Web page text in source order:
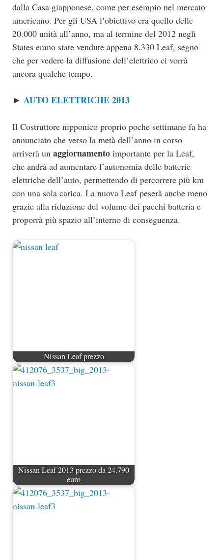
dalla Casa giapponese, come per esempio nel mercato
americano. Per gli USA l’obiettivo era quello delle
20.000 unità all’anno, ma al termine del 2012 negli
States erano state vendute appena 8.330 Leaf, segno
che per vedere la diffusione dell’elettrico ci vorrà
ancora qualche tempo.
► AUTO ELETTRICHE 2013
Il Costruttore nipponico proprio poche settimane fa ha
annunciato che verso la metà dell’anno in corso
arriverà un aggiornamento importante per la Leaf,
che andrà ad aumentare l’autonomia delle batterie
elettriche dell’auto, permettendo di percorrere più km
con una sola carica. La nuova Leaf peserà anche meno
grazie alla riduzione del volume dei pacchi batteria e
proporrà più spazio all’interno di conseguenza.
Nissan Leaf prezzo
Nissan Leaf 2013 prezzo da 24.790
euro